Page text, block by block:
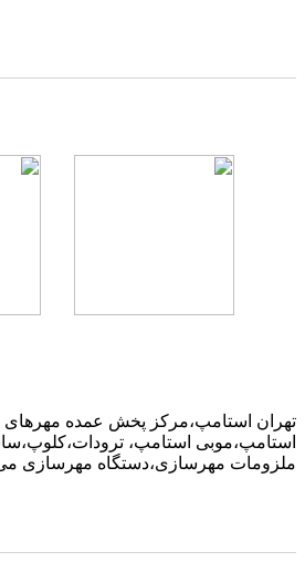
تهران استامپ،مرکز پخش عمده مهرهای
استامپ،موبی استامپ،
ملزومات مهرسازی،دستگاه مهرسازی